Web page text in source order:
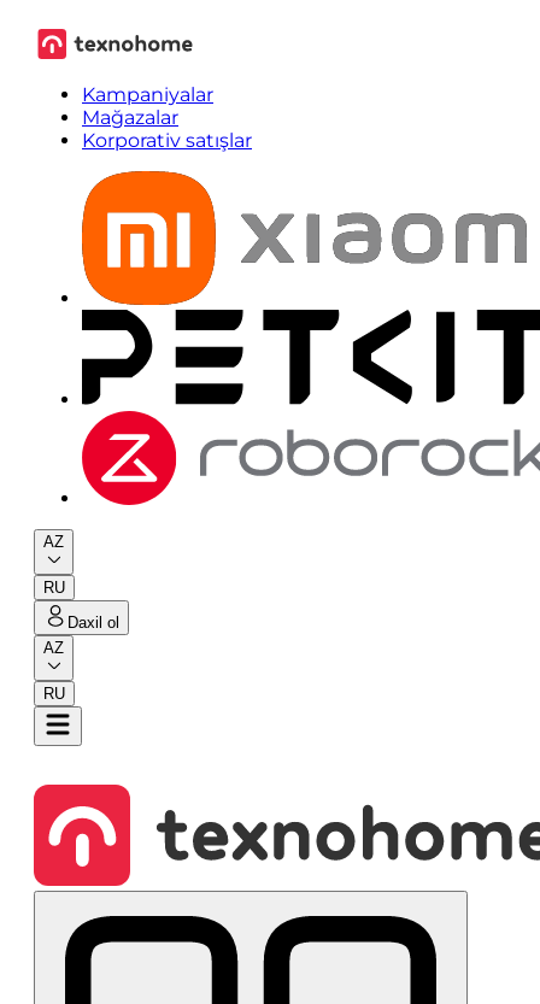
Kampaniyalar
Mağazalar
Korporativ satışlar
AZ
RU
Daxil ol
AZ
RU